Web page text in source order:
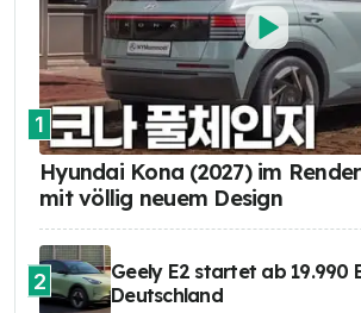
1
Hyundai Kona (2027) im
mit völlig neuem Design
2
Geely E2 startet ab 19.990
Deutschland